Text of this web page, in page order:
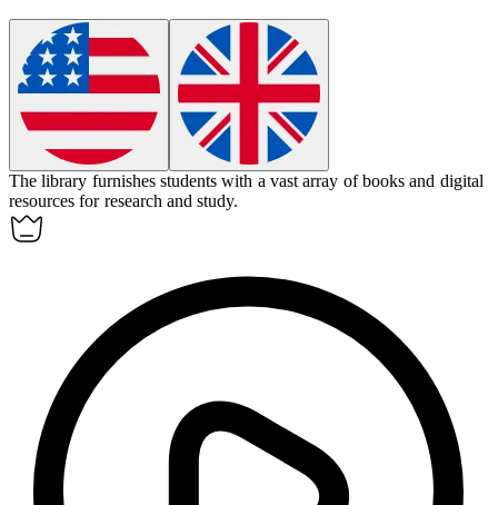
The library furnishes students with a vast array of books and digital
resources for research and study.